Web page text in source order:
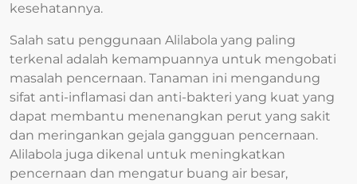
kesehatannya.
Salah satu penggunaan Alilabola yang paling
terkenal adalah kemampuannya untuk mengobati
masalah pencernaan. Tanaman ini mengandung
sifat anti-inflamasi dan anti-bakteri yang kuat yang
dapat membantu menenangkan perut yang sakit
dan meringankan gejala gangguan pencernaan.
Alilabola juga dikenal untuk meningkatkan
pencernaan dan mengatur buang air besar,